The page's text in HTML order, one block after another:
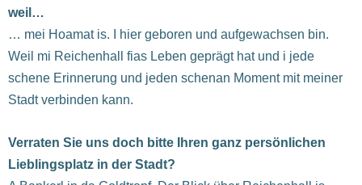
weil…
… mei Hoamat is. I hier geboren und aufgewachsen bin.
Weil mi Reichenhall fias Leben geprägt hat und i jede
schene Erinnerung und jeden schenan Moment mit meiner
Stadt verbinden kann.
Verraten Sie uns doch bitte Ihren ganz persönlichen
Lieblingsplatz in der Stadt?